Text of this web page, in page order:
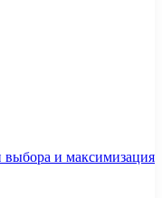
и максимизация